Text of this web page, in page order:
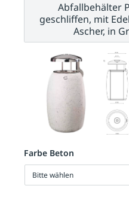
Farbe Beton
Bitte wählen
Abfallbehälter
geschliffen, mit
Ascher, in